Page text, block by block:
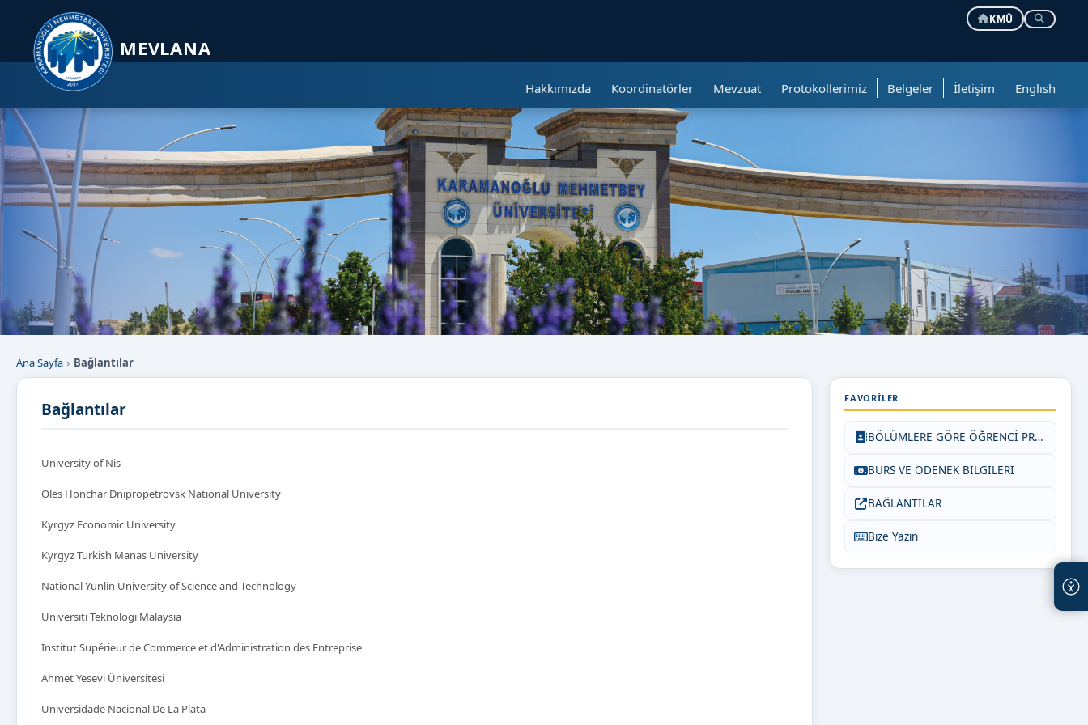
KMÜ
MEVLANA
Hakkımızda Koordinatörler Mevzuat Protokollerimiz Belgeler İletişim Englısh
Ana Sayfa Bağlantılar
Bağlantılar
University of Nis
Oles Honchar Dnipropetrovsk National University
Kyrgyz Economic University
Kyrgyz Turkish Manas University
National Yunlin University of Science and Technology
Universiti Teknologi Malaysia
Institut Supérieur de Commerce et d'Administration des Entreprise
Ahmet Yesevi Üniversitesi
Universidade Nacional De La Plata
FAVORILER
BÖLÜMLERE GÖRE ÖĞRENCİ PROTOKOLLERİ
BURS VE ÖDENEK BİLGİLERİ
BAĞLANTILAR
Bize Yazın